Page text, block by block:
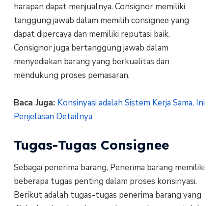
harapan dapat menjualnya. Consignor memiliki
tanggung jawab dalam memilih consignee yang
dapat dipercaya dan memiliki reputasi baik.
Consignor juga bertanggung jawab dalam
menyediakan barang yang berkualitas dan
mendukung proses pemasaran.
Baca Juga: Konsinyasi adalah Sistem Kerja Sama, Ini
Penjelasan Detailnya
Tugas-Tugas Consignee
Sebagai penerima barang, Penerima barang memiliki
beberapa tugas penting dalam proses konsinyasi.
Berikut adalah tugas-tugas penerima barang yang